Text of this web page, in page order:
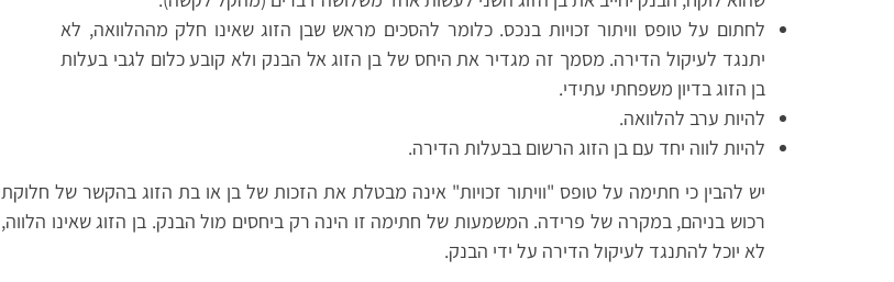
לחתום על טופס וויתור זכויות בנכס. כלומר להסכים מראש שבן הזוג שאינו חלק מההלוואה, לא
יתנגד לעיקול הדירה. מסמך זה מגדיר את היחס של בן הזוג אל הבנק ולא קובע כלום לגבי בעלות
בן הזוג בדיון משפחתי עתידי.
להיות ערב להלוואה.
להיות לווה יחד עם בן הזוג הרשום בבעלות הדירה.
יש להבין כי חתימה על טופס "וויתור זכויות" אינה מבטלת את הזכות של בן או בת הזוג בהקשר של חלוקת
רכוש בניהם, במקרה של פרידה. המשמעות של חתימה זו הינה רק ביחסים מול הבנק. בן הזוג שאינו הלווה,
לא יוכל להתנגד לעיקול הדירה על ידי הבנק.